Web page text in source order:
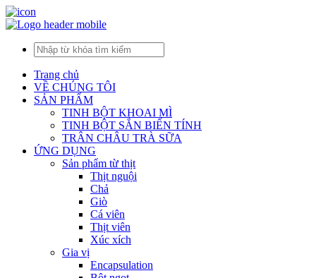
Trang chủ
VỀ CHÚNG TÔI
SẢN PHẨM
TINH BỘT KHOAI MÌ
TINH BỘT SẮN BIẾN TÍNH
TRÂN CHÂU TRÀ SỮA
ỨNG DỤNG
Sản phẩm từ thịt
Thịt nguội
Chả
Giò
Cá viên
Thịt viên
Xúc xích
Gia vị
Encapsulation